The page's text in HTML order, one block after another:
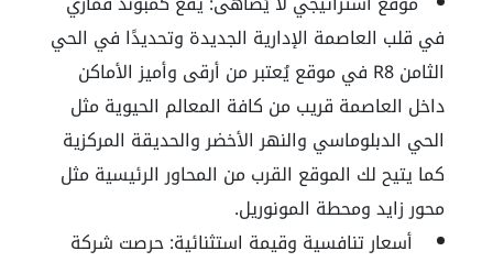
في قلب العاصمة الإدارية الجديدة وتحديدًا في الحي
الثامنR8 في موقع يُعتبر من أرقى وأميز الأماكن
داخل العاصمة قريب من كافة المعالم الحيوية مثل
الحي الدبلوماسي والنهر الأخضر والحديقة المركزية
كما يتيح لك الموقع القرب من المحاور الرئيسية مثل
محور زايد ومحطة المونوريل.
أسعار تنافسية وقيمة استثنائية:حرصت شركة